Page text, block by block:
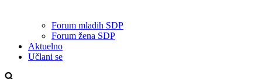
Forum mladih SDP
Forum žena SDP
Aktuelno
Učlani se